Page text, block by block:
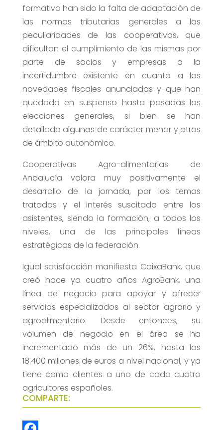
formativa han sido la falta de adaptación de
las normas tributarias generales a las
peculiaridades de las cooperativas, que
dificultan el cumplimiento de las mismas por
parte de socios y empresas o la
incertidumbre existente en cuanto a las
novedades fiscales anunciadas y que han
quedado en suspenso hasta pasadas las
elecciones generales, si bien se han
detallado algunas de carácter menor y otras
de ámbito autonómico.
Cooperativas Agro-alimentarias de
Andalucía valora muy positivamente el
desarrollo de la jornada, por los temas
tratados y el interés suscitado entre los
asistentes, siendo la formación, a todos los
niveles, una de las principales líneas
estratégicas de la federación.
Igual satisfacción manifiesta CaixaBank, que
creó hace ya cuatro años AgroBank, una
línea de negocio para apoyar y ofrecer
servicios especializados al sector agrario y
agroalimentario. Desde entonces, su
volumen de negocio en el área se ha
incrementado más de un 26%, hasta los
18.400 millones de euros a nivel nacional, y ya
tiene como clientes a uno de cada cuatro
agricultores españoles.
COMPARTE: